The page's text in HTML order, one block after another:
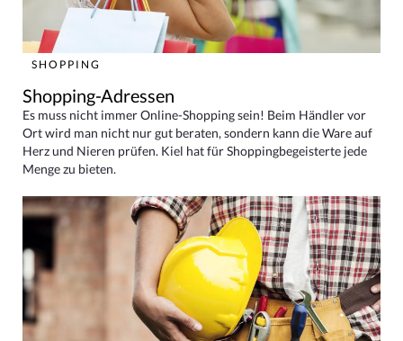
SHOPPING
Shopping-Adressen
Es muss nicht immer Online-Shopping sein! Beim Händler vor
Ort wird man nicht nur gut beraten, sondern kann die Ware auf
Herz und Nieren prüfen. Kiel hat für Shoppingbegeisterte jede
Menge zu bieten.